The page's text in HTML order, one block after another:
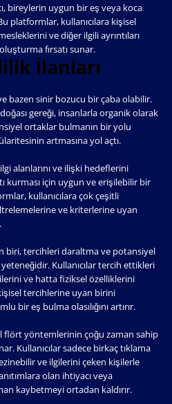
bireylerin uygun bir eş veya koca
platformlar, kullanıcılara kişisel
ve diğer ilgili ayrıntıları
fırsatı sunar.
İlanları
bazen sinir bozucu bir çaba olabilir.
gereği, insanlarla organik olarak
ortaklar bulmanın bir yolu
artmasına yol açtı.
alanlarını ve ilişki hedeflerini
kurması için uygun ve erişilebilir bir
kullanıcılara çok çeşitli
ve kriterlerine uyan
biri, tercihleri ​​daraltma ve potansiyel
Kullanıcılar tercih ettikleri
ve hatta fiziksel özelliklerini
tercihlerine uyan birini
bir eş bulma olasılığını artırır.
flört yöntemlerinin çoğu zaman sahip
Kullanıcılar sadece birkaç tıklama
ve ilgilerini çeken kişilerle
olan ihtiyacı veya
kaybetmeyi ortadan kaldırır.